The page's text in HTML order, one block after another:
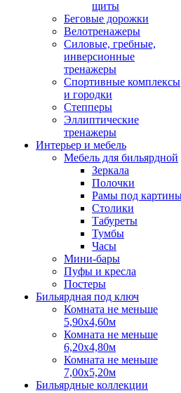
щиты
Беговые дорожки
Велотренажеры
Силовые, гребные,
инверсионные
тренажеры
Спортивные комплексы
и городки
Степперы
Эллиптические
тренажеры
Интерьер и мебель
Мебель для бильярдной
Зеркала
Полочки
Рамы под
Столики
Табуреты
Тумбы
Часы
Мини-бары
Пуфы и кресла
Постеры
Бильярдная под ключ
Комната не меньше
5,90х4,60м
Комната не меньше
6,20х4,80м
Комната не меньше
7,00х5,20м
Бильярдные коллекции